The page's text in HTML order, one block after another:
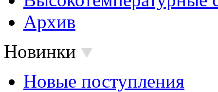
Архив
Новинки
Новые поступления